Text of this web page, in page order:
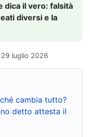
dica il vero: falsità
diversi e la
29 luglio 2026
cambia tutto?
detto attesta il